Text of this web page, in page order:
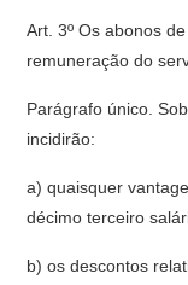
Art. 3º Os abonos
remuneração do
Parágrafo único.
incidirão:
a) quaisquer
décimo terceiro
b) os descontos